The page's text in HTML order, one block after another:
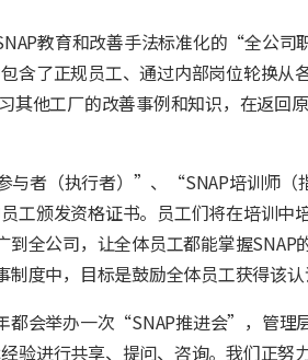
教育和改善手法标准化的“全公
了正规员工、通过内部岗位轮换从
他工厂的改善事例和知识，在返回
与者（执行者）”、“SNAP培训师
工颁发资格证书。员工们将在培训中
全公司，让全体员工都能掌握
度中，目标是鼓励全体员工获得该认
都会举办一次“SNAP推进会”，管理
验进行共享、提问、咨询。我们正努